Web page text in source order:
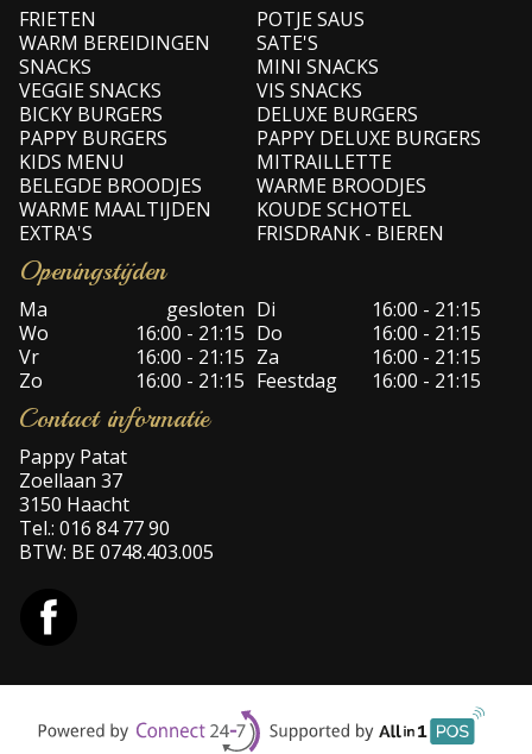
FRIETEN
POTJE SAUS
WARM BEREIDINGEN
SATE'S
SNACKS
MINI SNACKS
VEGGIE SNACKS
VIS SNACKS
BICKY BURGERS
DELUXE BURGERS
PAPPY BURGERS
PAPPY DELUXE BURGERS
KIDS MENU
MITRAILLETTE
BELEGDE BROODJES
WARME BROODJES
WARME MAALTIJDEN
KOUDE SCHOTEL
EXTRA'S
FRISDRANK - BIEREN
Openingstijden
Ma gesloten Di
16:00 - 21:15
Wo
16:00 - 21:15 Do
16:00 - 21:15
Vr
16:00 - 21:15 Za
16:00 - 21:15
Zo
16:00 - 21:15 Feestdag 16:00 - 21:15
Contact informatie
Pappy Patat
Zoellaan 37
3150 Haacht
Tel.: 016 84 77 90
BTW: BE 0748.403.005
Powered by Connect24-7